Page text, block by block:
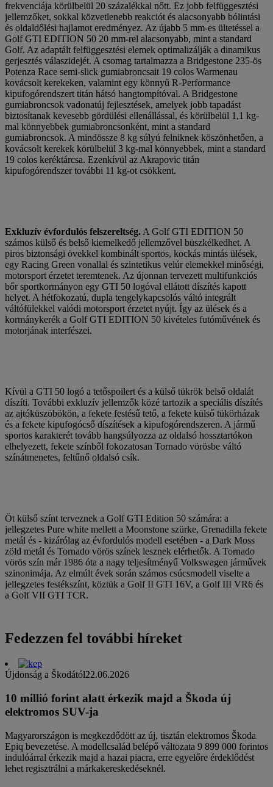
frekvenciája körülbelül 20 százalékkal nőtt. Ez jobb felfüggesztési
jellemzőket, sokkal közvetlenebb reakciót és alacsonyabb bólintási
és oldaldőlési hajlamot eredményez. Az újabb 5 mm-es ültetéssel a
Golf GTI EDITION 50 20 mm-rel alacsonyabb, mint a standard
Golf. Az adaptált felfüggesztési elemek optimalizálják a dinamikus
gerjesztés válaszidejét. A csomag tartalmazza a Bridgestone 235-ös
Potenza Race semi-slick gumiabroncsait 19 colos Warmenau
kovácsolt kerekeken, valamint egy könnyű R-Performance
kipufogórendszert titán hátsó hangtompítóval. A Bridgestone
gumiabroncsok vadonatúj fejlesztések, amelyek jobb tapadást
biztosítanak kevesebb gördülési ellenállással, és körülbelül 1,1 kg-
mal könnyebbek gumiabroncsonként, mint a standard
gumiabroncsok. A mindössze 8 kg súlyú felniknek köszönhetően, a
kovácsolt kerekek körülbelül 3 kg-mal könnyebbek, mint a standard
19 colos keréktárcsa. Ezenkívül az Akrapovic titán
kipufogórendszer további 11 kg-ot csökkent.
Exkluzív évfordulós felszereltség. A Golf GTI EDITION 50
számos külső és belső kiemelkedő jellemzővel büszkélkedhet. A
piros biztonsági övekkel kombinált sportos, kockás mintás ülések,
egy Racing Green vonallal és szintetikus velúr elemekkel minőségi,
motorsport érzetet teremtenek. Az újonnan tervezett multifunkciós
bőr sportkormányon egy GTI 50 logóval ellátott díszítés kapott
helyet. A hétfokozatú, dupla tengelykapcsolós váltó integrált
váltófülekkel valódi motorsport érzetet nyújt. Így az ülések és a
kormánykerék a Golf GTI EDITION 50 kivételes futóművének és
motorjának interfészei.
Kívül a GTI 50 logó a tetőspoilert és a külső tükrök belső oldalát
díszíti. További exkluzív jellemzők közé tartozik a speciális díszítés
az ajtóküszöbökön, a fekete festésű tető, a fekete külső tükörházak
és a fekete kipufogócső díszítések a kipufogórendszeren. A jármű
sportos karakterét tovább hangsúlyozza az oldalsó hossztartókon
elhelyezett, fekete színből fokozatosan Tornado vörösbe váltó
színátmenetes, feltűnő oldalsó csík.
Öt külső színt terveznek a Golf GTI Edition 50 számára: a
jellegzetes Pure white mellett a Moonstone szürke, Grenadilla fekete
metál és - kizárólag az évfordulós modell esetében - a Dark Moss
zöld metál és Tornado vörös színek lesznek elérhetők. A Tornado
vörös szín már 1986 óta a nagy teljesítményű Volkswagen járművek
szinonimája. Az elmúlt évek során számos csúcsmodell viselte a
jellegzetes festékszínt, köztük a Golf II GTI 16V, a Golf III VR6 és
a Golf VII GTI TCR.
Fedezzen fel további híreket
Újdonság a Škodától22.06.2026
10 millió forint alatt érkezik majd a Škoda új
elektromos SUV-ja
Magyarországon is megkezdődött az új, tisztán elektromos Škoda
Epiq bevezetése. A modellcsalád belépő változata 9 899 000 forintos
indulóárral érkezik majd a hazai piacra, erre egyelőre érdeklődést
lehet regisztrálni a márkakereskedéseknél.